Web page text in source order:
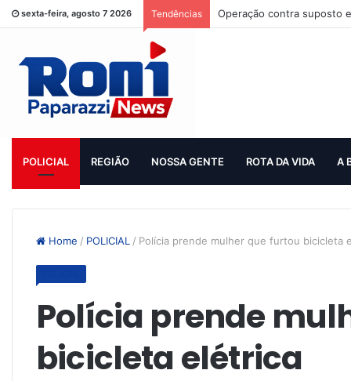
sexta-feira, agosto 7 2026 Tendências Operação contra suposto
POLICIAL REGIÃO NOSSA GENTE ROTA DA VIDA A
Home / POLICIAL / Polícia prende mulher que furtou bicicleta
Polícia prende
bicicleta elétrica